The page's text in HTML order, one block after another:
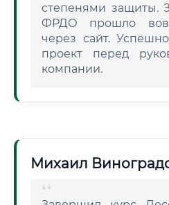
степенями защиты.
ФРДО прошло
через сайт.
проект перед
компании.
Михаил